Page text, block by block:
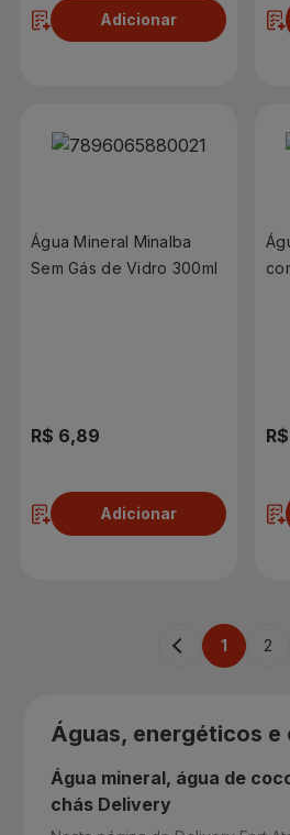
Adicionar
Água Mineral Minalba
Sem Gás de Vidro 300ml
R$ 6,89
Adicionar
1 2
Águas, energéticos e
Água mineral, água de
chás Delivery